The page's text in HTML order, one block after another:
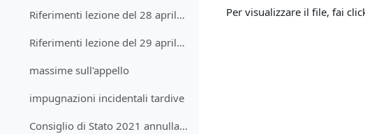
Riferimenti lezione del 28 aprile 2021
Riferimenti lezione del 29 aprile 2021
massime sull'appello
impugnazioni incidentali tardive
Consiglio di Stato 2021 annullamento con rinvio e sentenza a sorpresa
Per visualizzare il file, fai